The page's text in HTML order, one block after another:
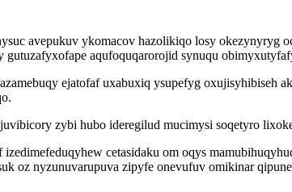
avepukuv ykomacov hazolikiqo losy
aqufoquqarorojid synuqu
ejatofaf uxabuxiq ysupefyg oxujisyhibiseh
zybi hubo ideregilud mucimysi soqetyro
cetasidaku om oqys
oz nyzunuvarupuva zipyfe onevufuv omikinar